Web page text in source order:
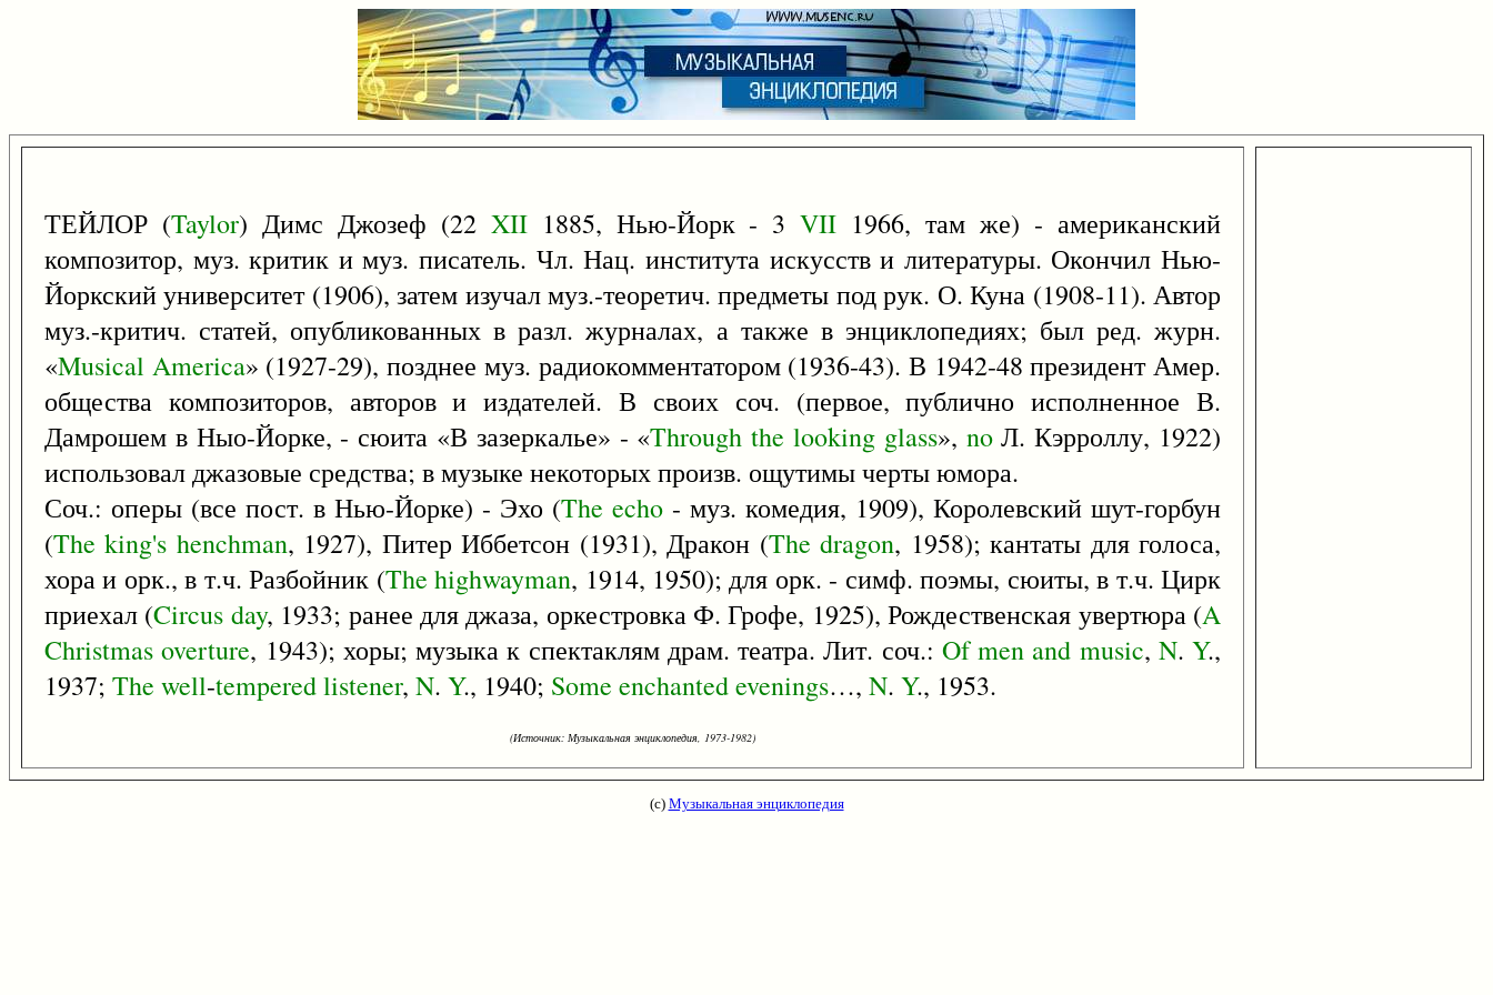
ТЕЙЛОР (Taylor) Димс Джозеф (22 XII1885, Нью-Йорк - 3VII 1966, там же) - американский
композитор, муз. критик и муз. писатель. Чл. Нац. института искусств и литературы. Окончил Нью-
Йоркский университет (1906), затем изучал муз.-теоретич. предметы под рук. О. Куна (1908-11). Автор
муз.-критич. статей, опубликованных в разл. журналах, а также в энциклопедиях; был ред. журн.
«Musical America» (1927-29), позднее муз. радиокомментатором (1936-43). В 1942-48 президент Амер.
общества композиторов, авторов и издателей. В своих соч. (первое, публично исполненное В.
Дамрошем в Ныо-Йорке, - сюита «В зазеркалье» - «Through the looking glass», noЛ. Кэрроллу, 1922)
использовал джазовые средства; в музыке некоторых произв. ощутимы черты юмора.
Соч.: оперы (все пост. в Нью-Йорке) - Эхо (The echo - муз. комедия, 1909), Королевский шут-горбун
(The king's henchman, 1927), Питер Иббетсон (1931), Дракон (The dragon, 1958); кантаты для голоса,
хора и орк., в т.ч. Разбойник (The highwayman, 1914, 1950); для орк. - симф. поэмы, сюиты, в т.ч. Цирк
приехал (Circus day, 1933; ранее для джаза, оркестровка Ф. Грофе, 1925), Рождественская увертюра (A
Christmas overture, 1943); хоры; музыка к спектаклям драм. театра. Лит. соч.: Of men and music, N. Y.,
1937; The well-temperedlistener, N. Y., 1940; Some enchantedevenings…, N. Y., 1953.
(Источник: Музыкальная энциклопедия, 1973-1982)
(с) Музыкальная энциклопедия